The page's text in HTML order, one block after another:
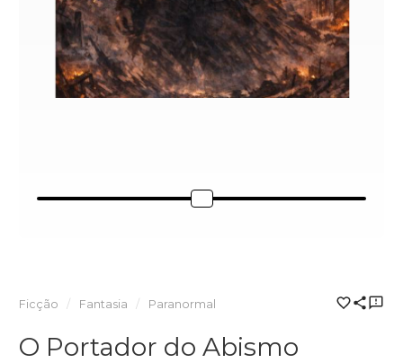
Ficção Fantasia Paranormal
O Portador do Abismo